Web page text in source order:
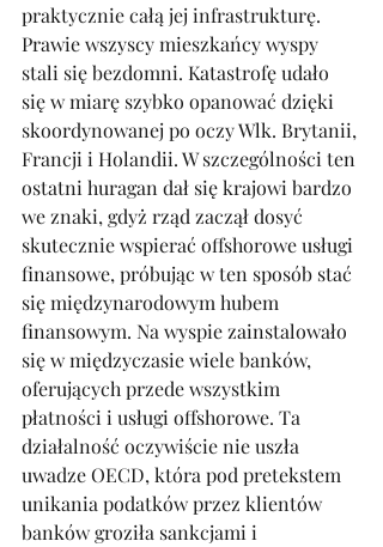
praktycznie całą jej infrastrukturę.
Prawie wszyscy mieszkańcy wyspy
stali się bezdomni. Katastrofę udało
się w miarę szybko opanować dzięki
skoordynowanej po oczy Wlk. Brytanii,
Francji i Holandii. W szczególności ten
ostatni huragan dał się krajowi bardzo
we znaki, gdyż rząd zaczął dosyć
skutecznie wspierać offshorowe usługi
finansowe, próbując w ten sposób stać
się międzynarodowym hubem
finansowym. Na wyspie zainstalowało
się w międzyczasie wiele banków,
oferujących przede wszystkim
płatności i usługi offshorowe. Ta
działalność oczywiście nie uszła
uwadze OECD, która pod pretekstem
unikania podatków przez klientów
banków groziła sankcjami i